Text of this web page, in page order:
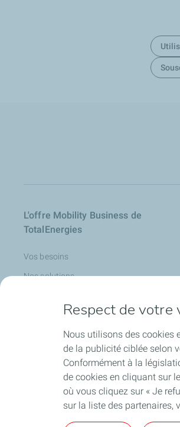
L'offre Mobility Business de
TotalEnergies
Vos besoins
Nos solutions
Nos partenaires
Livres blancs
Trouver une station
Respect de votre
Nous utilisons des cookies
de la publicité ciblée selon
Conformément à la
de cookies en cliquant sur
où vous cliquez sur « Je
sur la liste des partenaires,